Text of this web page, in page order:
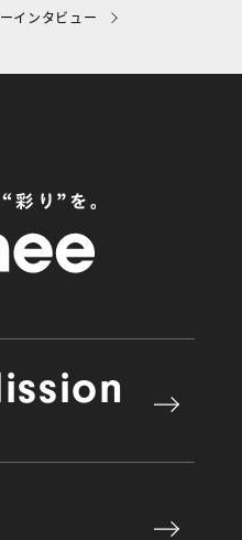
インタビュー